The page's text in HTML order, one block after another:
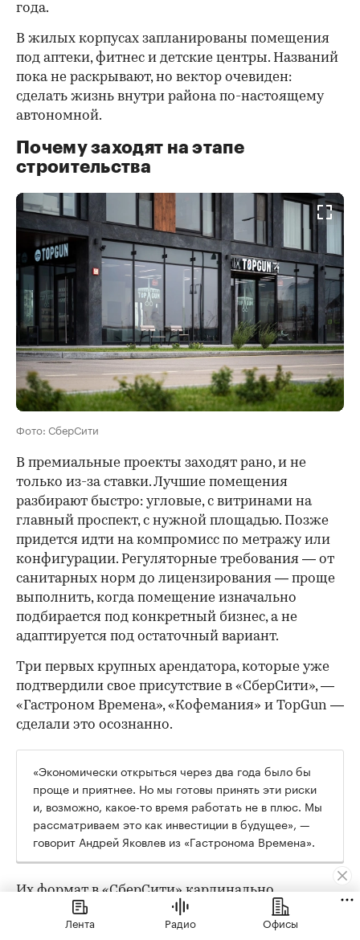
года.
В жилых корпусах запланированы помещения
под аптеки, фитнес и детские центры. Названий
пока не раскрывают, но вектор очевиден:
сделать жизнь внутри района по-настоящему
автономной.
Почему заходят на этапе
строительства
Фото: СберСити
В премиальные проекты заходят рано, и не
только из-за ставки. Лучшие помещения
разбирают быстро: угловые, с витринами на
главный проспект, с нужной площадью. Позже
придется идти на компромисс по метражу или
конфигурации. Регуляторные требования — от
санитарных норм до лицензирования — проще
выполнить, когда помещение изначально
подбирается под конкретный бизнес, а не
адаптируется под остаточный вариант.
Три первых крупных арендатора, которые уже
подтвердили свое присутствие в «СберСити», —
«Гастроном Времена», «Кофемания» и TopGun —
сделали это осознанно.
«Экономически открыться через два года было бы
проще и приятнее. Но мы готовы принять эти риски
и, возможно, какое-то время работать не в плюс. Мы
рассматриваем это как инвестиции в будущее», —
говорит Андрей Яковлев из «Гастронома Времена».
Их формат в «СберСити» кардинально
отличается от флагманского: там 2000 кв. м и
трафик с проездной трассы, здесь — 170 кв. м и
Лента Радио Офисы